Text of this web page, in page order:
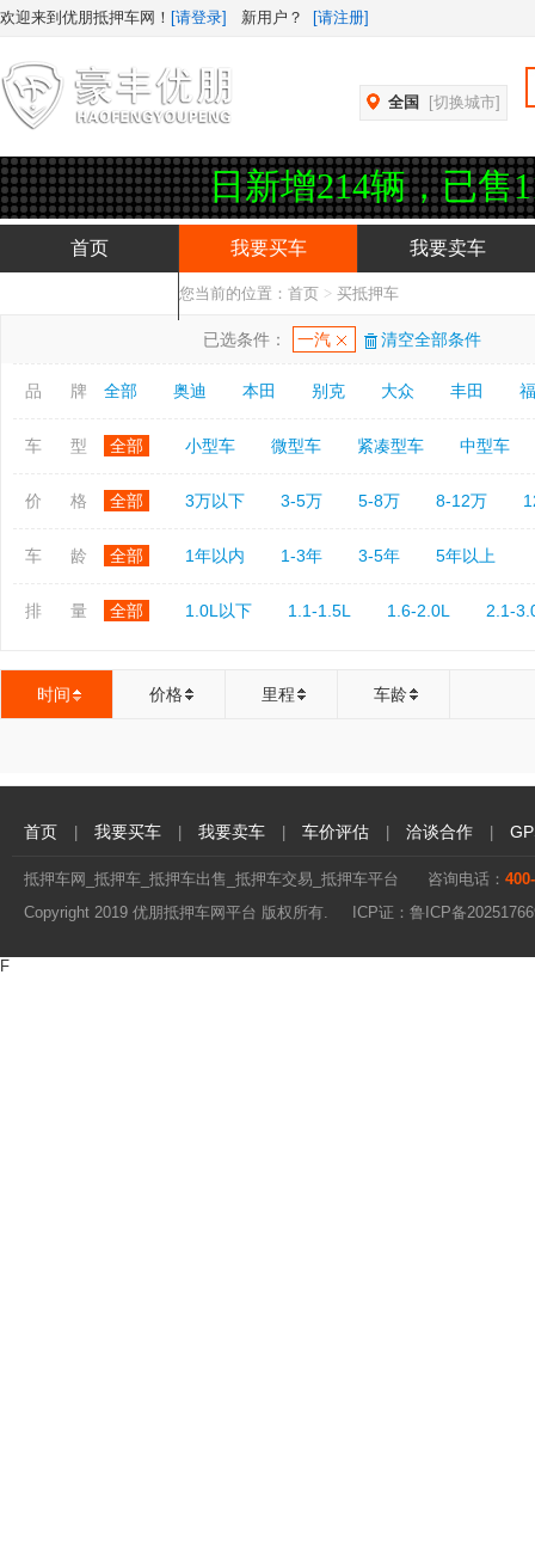
欢迎来到优朋抵押车网！ [请登录] 新用户？ [请注册]
全国 [切换城市]
，今日新增214辆，已售
首页 我要买车 我要卖车
您当前的位置： 首页 > 买抵押车
已选条件： 一汽 清空全部条件
品 牌 全部 奥迪 本田 别克 大众 丰田
车 型 全部 小型车 微型车 紧凑型车 中型车
价 格 全部 3万以下 3-5万 5-8万 8-12万
车 龄 全部 1年以内 1-3年 3-5年 5年以上
排 量 全部 1.0L以下 1.1-1.5L 1.6-2.0L 2.1-
时间 价格 里程 车龄
首页 我要买车 我要卖车 车价评估 洽谈合作
抵押车网_抵押车_抵押车出售_抵押车交易_抵押车平台 咨询电话：
Copyright 2019 优朋抵押车网平台 版权所有. ICP证： 鲁ICP备
F